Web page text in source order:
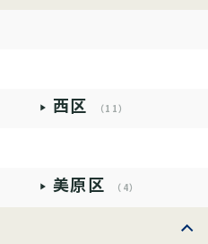
西区 （11）
美原区 （4）